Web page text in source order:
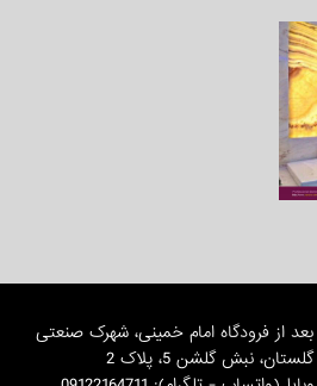
قم، 5 کیلومتر بعد از فرودگاه امام خمینی، شهرک صنعتی
نبش گلشن 5، پلاک 2